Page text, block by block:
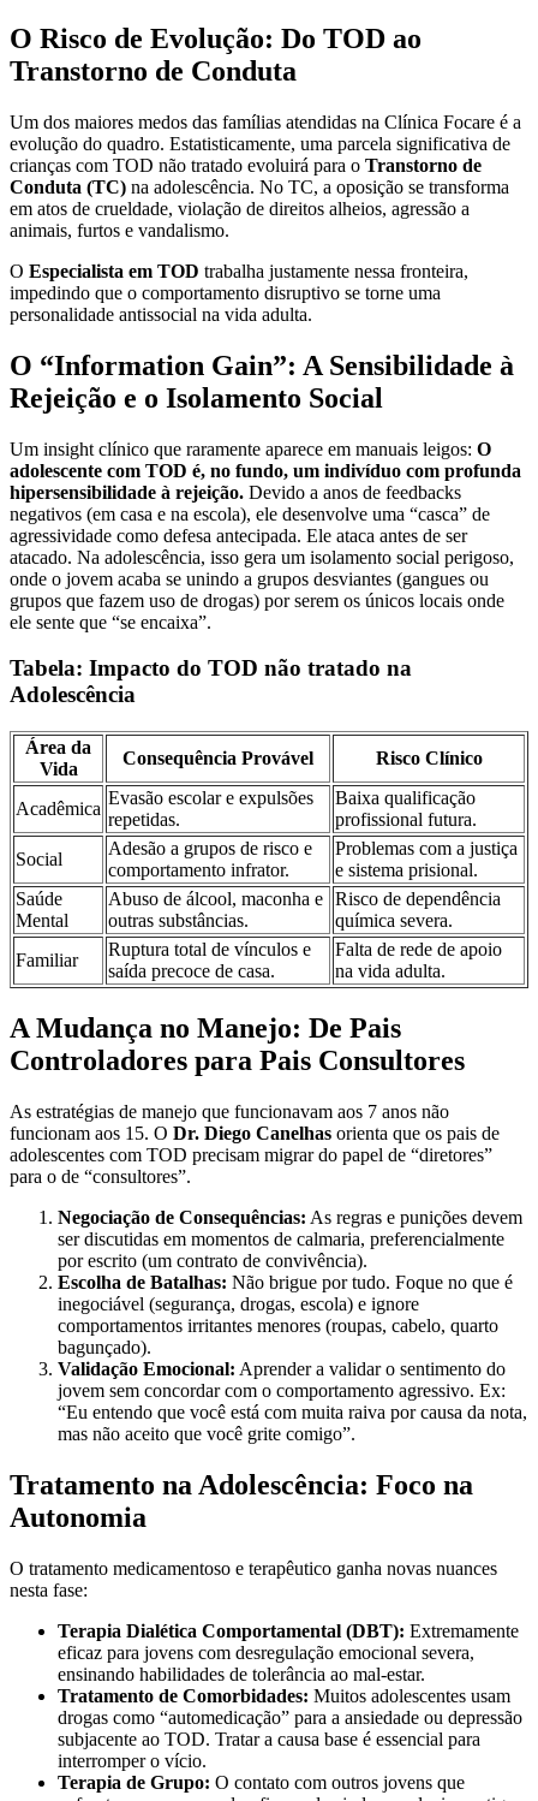
O Risco de Evolução: Do TOD ao
Transtorno de Conduta
Um dos maiores medos das famílias atendidas na Clínica Focare é a
evolução do quadro. Estatisticamente, uma parcela significativa de
crianças com TOD não tratado evoluirá para o Transtorno de
Conduta (TC) na adolescência. No TC, a oposição se transforma
em atos de crueldade, violação de direitos alheios, agressão a
animais, furtos e vandalismo.
O Especialista em TOD trabalha justamente nessa fronteira,
impedindo que o comportamento disruptivo se torne uma
personalidade antissocial na vida adulta.
O “Information Gain”: A Sensibilidade à
Rejeição e o Isolamento Social
Um insight clínico que raramente aparece em manuais leigos: O
adolescente com TOD é, no fundo, um indivíduo com profunda
hipersensibilidade à rejeição. Devido a anos de feedbacks
negativos (em casa e na escola), ele desenvolve uma “casca” de
agressividade como defesa antecipada. Ele ataca antes de ser
atacado. Na adolescência, isso gera um isolamento social perigoso,
onde o jovem acaba se unindo a grupos desviantes (gangues ou
grupos que fazem uso de drogas) por serem os únicos locais onde
ele sente que “se encaixa”.
Tabela: Impacto do TOD não tratado na
Adolescência
Área da
Vida
Consequência Provável Risco Clínico
Acadêmica
Evasão escolar e expulsões
repetidas.
Baixa qualificação
profissional futura.
Social
Adesão a grupos de risco e
comportamento infrator.
Problemas com a justiça
e sistema prisional.
Saúde
Mental
Abuso de álcool, maconha e
outras substâncias.
Risco de dependência
química severa.
Familiar
Ruptura total de vínculos e
saída precoce de casa.
Falta de rede de apoio
na vida adulta.
A Mudança no Manejo: De Pais
Controladores para Pais Consultores
As estratégias de manejo que funcionavam aos 7 anos não
funcionam aos 15. O Dr. Diego Canelhas orienta que os pais de
adolescentes com TOD precisam migrar do papel de “diretores”
para o de “consultores”.
Negociação de Consequências: As regras e punições devem
ser discutidas em momentos de calmaria, preferencialmente
por escrito (um contrato de convivência).
Escolha de Batalhas: Não brigue por tudo. Foque no que é
inegociável (segurança, drogas, escola) e ignore
comportamentos irritantes menores (roupas, cabelo, quarto
bagunçado).
Validação Emocional: Aprender a validar o sentimento do
jovem sem concordar com o comportamento agressivo. Ex:
“Eu entendo que você está com muita raiva por causa da nota,
mas não aceito que você grite comigo”.
Tratamento na Adolescência: Foco na
Autonomia
O tratamento medicamentoso e terapêutico ganha novas nuances
nesta fase:
Terapia Dialética Comportamental (DBT): Extremamente
eficaz para jovens com desregulação emocional severa,
ensinando habilidades de tolerância ao mal-estar.
Tratamento de Comorbidades: Muitos adolescentes usam
drogas como “automedicação” para a ansiedade ou depressão
subjacente ao TOD. Tratar a causa base é essencial para
interromper o vício.
Terapia de Grupo: O contato com outros jovens que